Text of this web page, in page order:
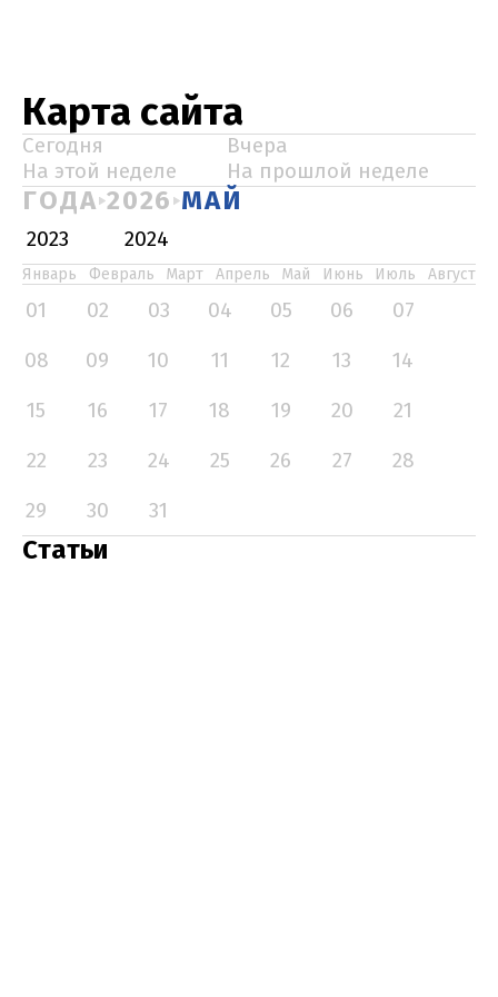
Карта сайта
Сегодня
Вчера
На этой неделе
На прошлой неделе
ГОДА 2026 МАЙ
2023 2024
Январь Февраль Март Апрель Май Июнь Июль Август
01 02 03 04 05 06
07
08
09 10 11 12 13
14
15
16 17 18 19 20
21
22
23 24 25 26 27
28
29
30 31
Статьи